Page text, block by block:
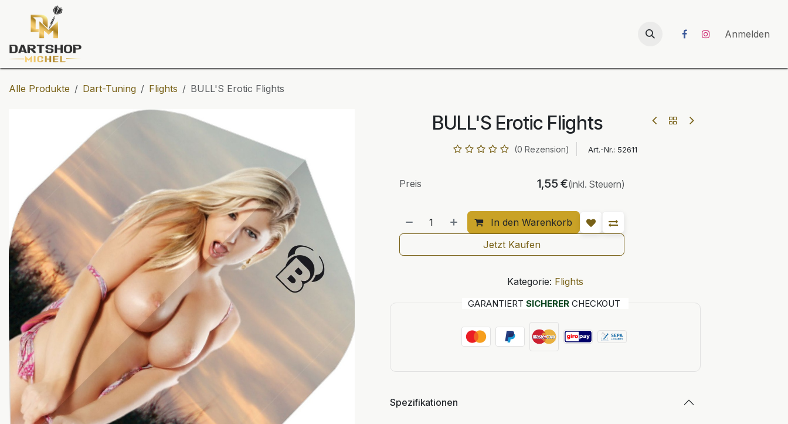
Zum Inhalt springen
UNICORN-Launch 2026 Anmelden
Alle Produkte Dart-Tuning Flights BULL'S Erotic Flights
BULL'S Erotic Flights
(0 Rezension) Art.-Nr.: 52611
In den Warenkorb
Preis 1,55 €(inkl. Steuern)
Jetzt Kaufen
Kategorie: Flights
GARANTIERT SICHERERCHECKOUT
Spezifikationen